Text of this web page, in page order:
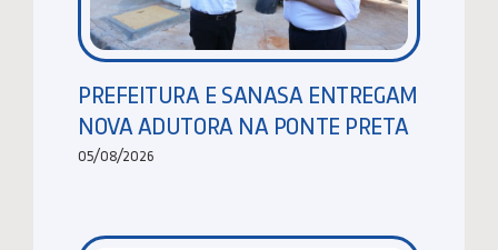
PREFEITURA E SANASA ENTREGAM
NOVA ADUTORA NA PONTE PRETA
05/08/2026